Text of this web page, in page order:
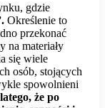
gdzie
Określenie to
przekonać
na materiały
się wiele
osób, stojących
spowolnieni
że po